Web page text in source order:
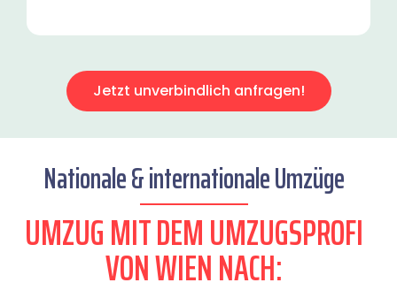
Jetzt unverbindlich anfragen!
Nationale & internationale Umzüge
UMZUG MIT DEM UMZUGSPROFI
VON WIEN NACH: